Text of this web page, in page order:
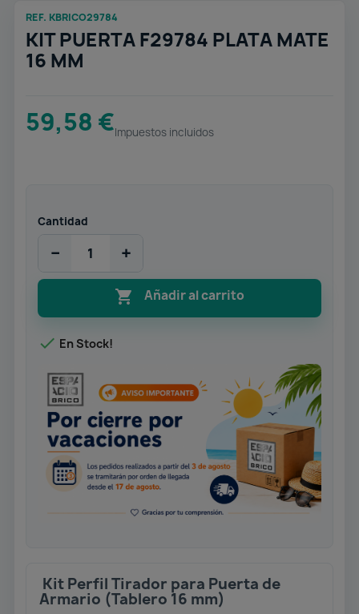
REF. KBRICO29784
KIT PUERTA F29784 PLATA MATE
16 MM
59,58 €Impuestos incluidos
Cantidad
− +
 Añadir al carrito
 En Stock!
Kit Perfil Tirador para Puerta de
Armario (Tablero 16 mm)